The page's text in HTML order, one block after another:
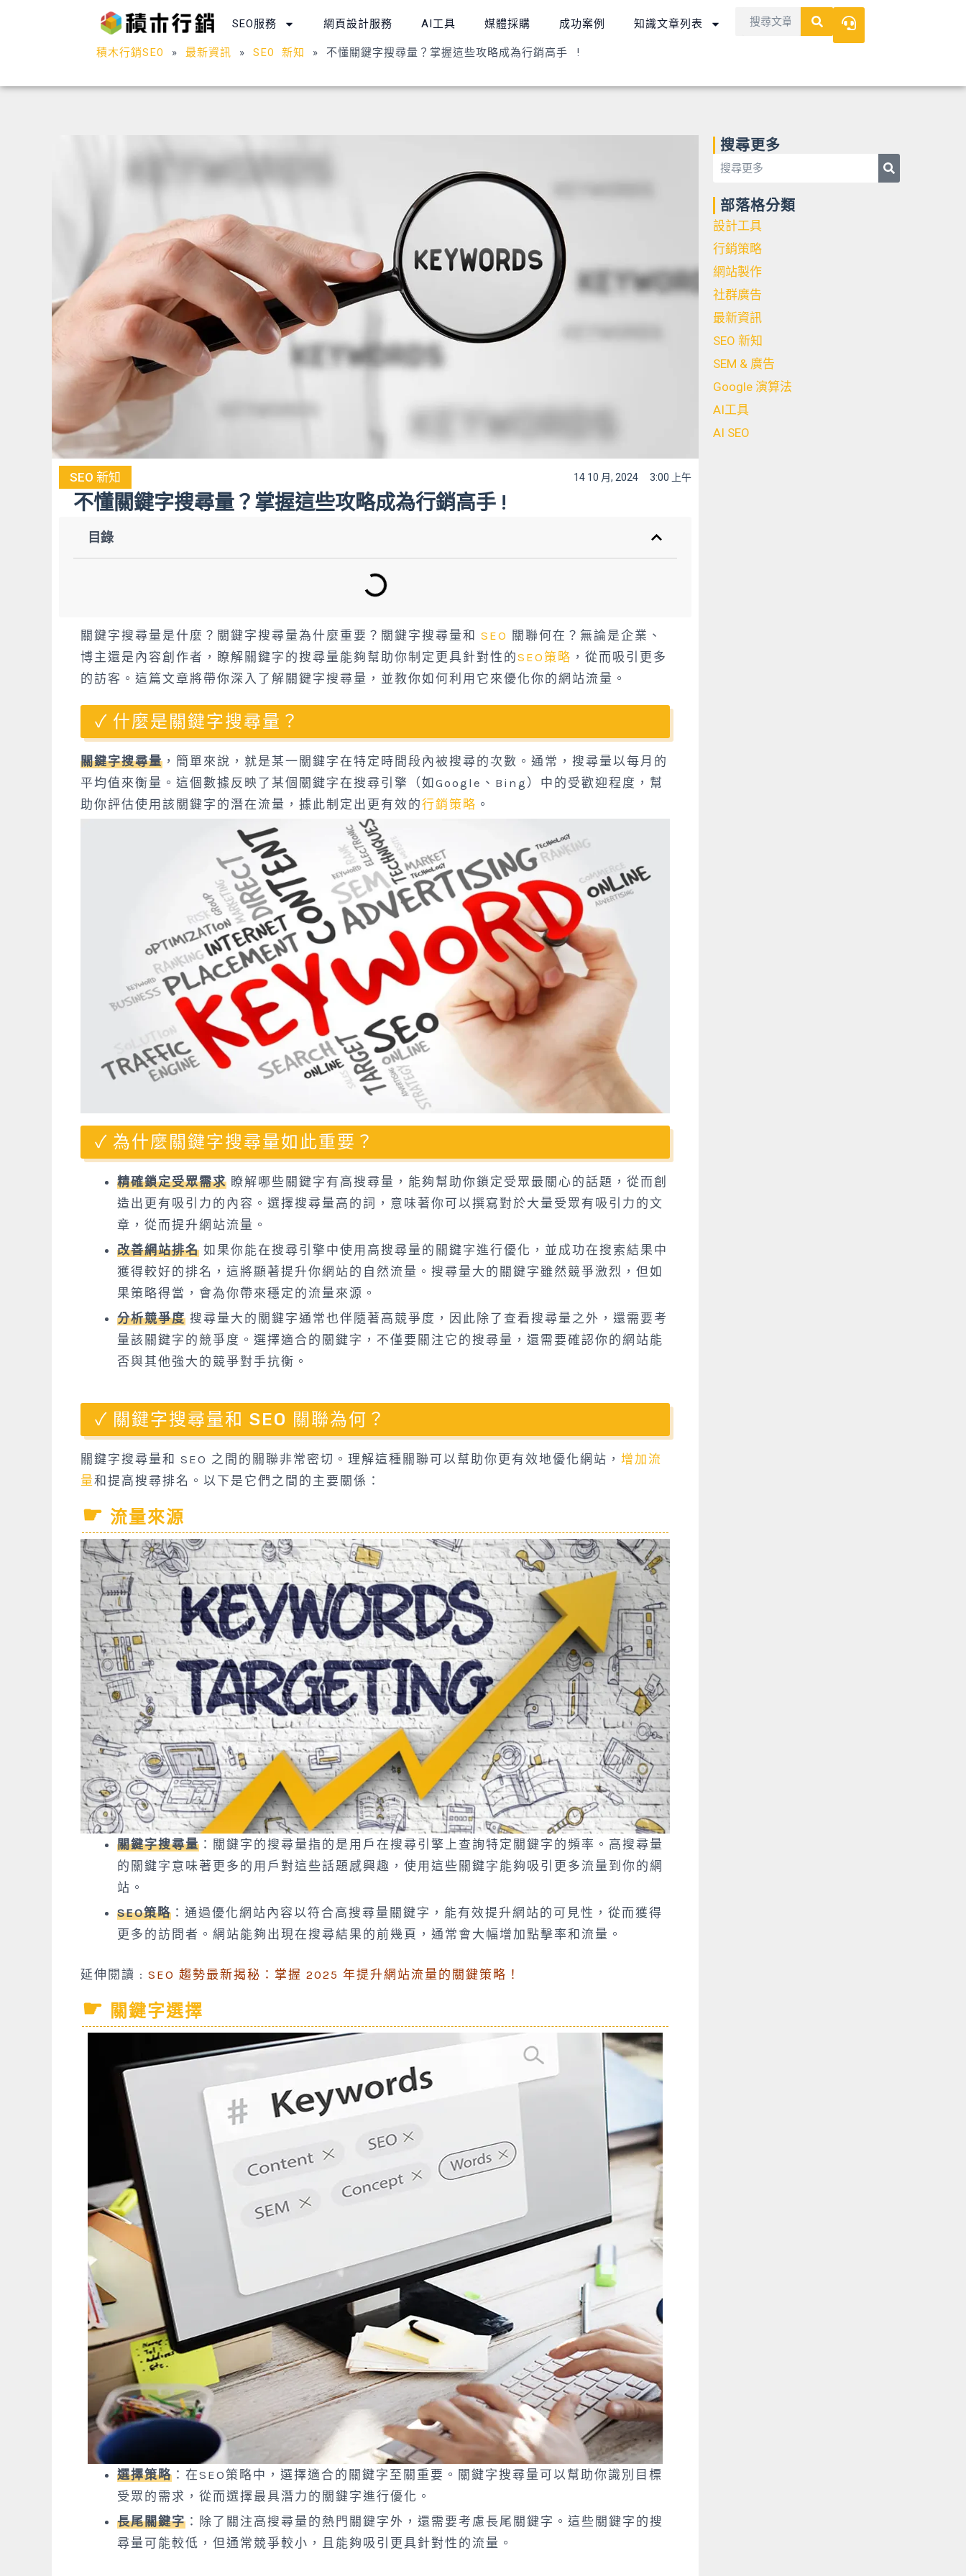
SEO服務 網頁設計服務 AI工具 媒體採購 成功案例 知識文章列表
Search Search
積木行銷SEO »最新資訊 »SEO 新知 » 不懂關鍵字搜尋量？掌握這些攻略成為行銷高手 !
SEO 新知 14 10 月, 2024 3:00 上午
不懂關鍵字搜尋量？掌握這些攻略成為行銷高手 !
目錄
關鍵字搜尋量是什麼？關鍵字搜尋量為什麼重要？關鍵字搜尋量和 SEO 關聯何在？無論是企業、
博主還是內容創作者，瞭解關鍵字的搜尋量能夠幫助你制定更具針對性的SEO策略 ，從而吸引更多
的訪客。這篇文章將帶你深入了解關鍵字搜尋量，並教你如何利用它來優化你的網站流量。
什麼是關鍵字搜尋量？
關鍵字搜尋量 ，簡單來說，就是某一關鍵字在特定時間段內被搜尋的次數。通常，搜尋量以每月的
平均值來衡量。這個數據反映了某個關鍵字在搜尋引擎（如Google、Bing）中的受歡迎程度，幫
助你評估使用該關鍵字的潛在流量，據此制定出更有效的行銷策略 。
為什麼關鍵字搜尋量如此重要？
精確鎖定受眾需求 瞭解哪些關鍵字有高搜尋量，能夠幫助你鎖定受眾最關心的話題，從而創
造出更有吸引力的內容。選擇搜尋量高的詞，意味著你可以撰寫對於大量受眾有吸引力的文
章，從而提升網站流量。
改善網站排名 如果你能在搜尋引擎中使用高搜尋量的關鍵字進行優化，並成功在搜索結果中
獲得較好的排名，這將顯著提升你網站的自然流量。搜尋量大的關鍵字雖然競爭激烈，但如
果策略得當，會為你帶來穩定的流量來源。
分析競爭度 搜尋量大的關鍵字通常也伴隨著高競爭度，因此除了查看搜尋量之外，還需要考
量該關鍵字的競爭度。選擇適合的關鍵字，不僅要關注它的搜尋量，還需要確認你的網站能
否與其他強大的競爭對手抗衡。
關鍵字搜尋量和 SEO 關聯為何？
關鍵字搜尋量和 SEO 之間的關聯非常密切。理解這種關聯可以幫助你更有效地優化網站， 增加流
量和提高搜尋排名。以下是它們之間的主要關係：
流量來源
關鍵字搜尋量 ：關鍵字的搜尋量指的是用戶在搜尋引擎上查詢特定關鍵字的頻率。高搜尋量
的關鍵字意味著更多的用戶對這些話題感興趣，使用這些關鍵字能夠吸引更多流量到你的網
站。
SEO策略 ：通過優化網站內容以符合高搜尋量關鍵字，能有效提升網站的可見性，從而獲得
更多的訪問者。網站能夠出現在搜尋結果的前幾頁，通常會大幅增加點擊率和流量。
延伸閱讀 : SEO 趨勢最新揭秘：掌握 2025 年提升網站流量的關鍵策略！
關鍵字選擇
選擇策略 ：在SEO策略中，選擇適合的關鍵字至關重要。關鍵字搜尋量可以幫助你識別目標
受眾的需求，從而選擇最具潛力的關鍵字進行優化。
長尾關鍵字 ：除了關注高搜尋量的熱門關鍵字外，還需要考慮長尾關鍵字。這些關鍵字的搜
尋量可能較低，但通常競爭較小，且能夠吸引更具針對性的流量。
搜尋更多
Search Search
部落格分類
設計工具
行銷策略
網站製作
社群廣告
最新資訊
SEO 新知
SEM & 廣告
Google 演算法
AI工具
AI SEO